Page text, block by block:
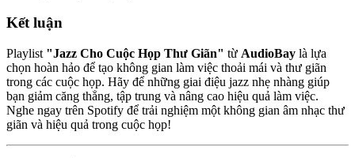
Kết luận
Playlist "Jazz Cho Cuộc Họp Thư Giãn" từ AudioBay là lựa
chọn hoàn hảo để tạo không gian làm việc thoải mái và thư giãn
trong các cuộc họp. Hãy để những giai điệu jazz nhẹ nhàng giúp
bạn giảm căng thẳng, tập trung và nâng cao hiệu quả làm việc.
Nghe ngay trên Spotify để trải nghiệm một không gian âm nhạc thư
giãn và hiệu quả trong cuộc họp!